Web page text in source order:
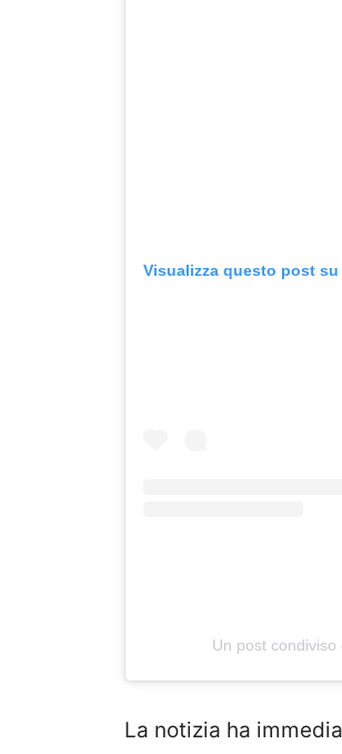
Visualizza questo post su
Un post
La notizia ha